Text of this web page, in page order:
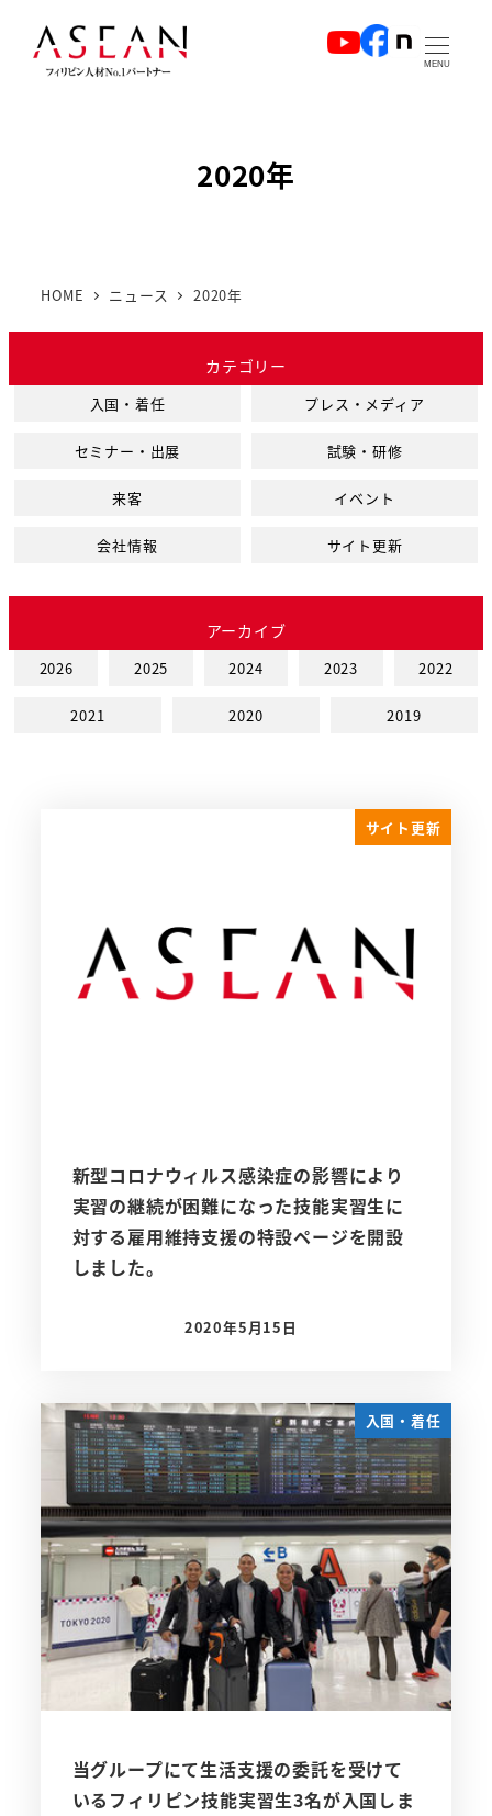
動
MENU
2020年
HOME ニュース 2020年
カテゴリー
入国・着任 プレス・メディア
セミナー・出展 試験・研修
来客 イベント
会社情報 サイト更新
アーカイブ
2026 2025 2024 2023 2022
2021 2020 2019
サイト更新
新型コロナウィルス感染症の影響により
実習の継続が困難になった技能実習生に
対する雇用維持支援の特設ページを開設
しました。
投稿日
2020年5月15日
入国・着任
当グループにて生活支援の委託を受けて
いるフィリピン技能実習生3名が入国しま